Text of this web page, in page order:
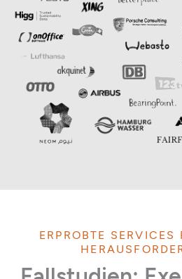
ERPROBTE SERVICES